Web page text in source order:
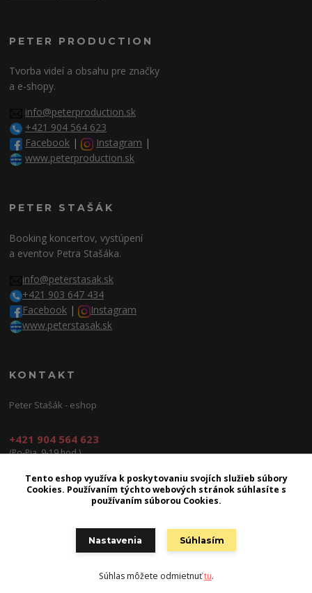
PETER PRODUCTION
Tvorba videí a obsahu pre značky
a e-shopy.
info@peterproduction.sk
+421 904 564 623
Facebook | Instagram |
www.peterproduction.sk
PETER STAŠÁK
Booking koncertov, vystúpení
a eventov Petra Stašáka.
info@peterstasak.sk
+421 903 647 434
Facebook |
Instagram
www.peterstasak.sk
KONTAKT
Peter Stašák - eshop
+421 904 564 623
(Po-Pia, 9-19 hod.)
info@peterproduction.sk
Vytvorené na
Eshop-rychlo.sk
Tento eshop využíva k poskytovaniu svojích služieb súbory
Cookies. Používaním týchto webových stránok súhlasíte s
používaním súborou Cookies.
Nastavenia Súhlasím
Súhlas môžete odmietnuťtu.